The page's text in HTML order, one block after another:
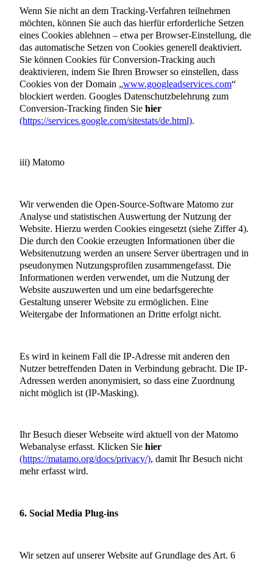
Wenn Sie nicht an dem Tracking-Verfahren teilnehmen
möchten, können Sie auch das hierfür erforderliche Setzen
eines Cookies ablehnen – etwa per Browser-Einstellung, die
das automatische Setzen von Cookies generell deaktiviert.
Sie können Cookies für Conversion-Tracking auch
deaktivieren, indem Sie Ihren Browser so einstellen, dass
Cookies von der Domain „www.googleadservices.com“
blockiert werden. Googles Datenschutzbelehrung zum
Conversion-Tracking finden Sie hier
(https://services.google.com/sitestats/de.html).
iii) Matomo
Wir verwenden die Open-Source-Software Matomo zur
Analyse und statistischen Auswertung der Nutzung der
Website. Hierzu werden Cookies eingesetzt (siehe Ziffer 4).
Die durch den Cookie erzeugten Informationen über die
Websitenutzung werden an unsere Server übertragen und in
pseudonymen Nutzungsprofilen zusammengefasst. Die
Informationen werden verwendet, um die Nutzung der
Website auszuwerten und um eine bedarfsgerechte
Gestaltung unserer Website zu ermöglichen. Eine
Weitergabe der Informationen an Dritte erfolgt nicht.
Es wird in keinem Fall die IP-Adresse mit anderen den
Nutzer betreffenden Daten in Verbindung gebracht. Die IP-
Adressen werden anonymisiert, so dass eine Zuordnung
nicht möglich ist (IP-Masking).
Ihr Besuch dieser Webseite wird aktuell von der Matomo
Webanalyse erfasst. Klicken Sie hier
(https://matamo.org/docs/privacy/), damit Ihr Besuch nicht
mehr erfasst wird.
6. Social Media Plug-ins
Wir setzen auf unserer Website auf Grundlage des Art. 6